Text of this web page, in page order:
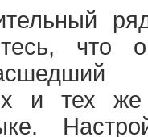
что
и тех же